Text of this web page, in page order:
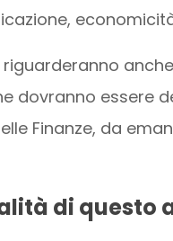
dovranno essere
Finanze, da
di questo